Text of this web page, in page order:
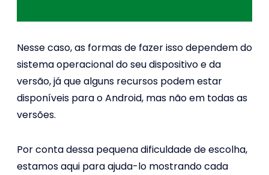
Nesse caso, as formas de fazer isso dependem do
sistema operacional do seu dispositivo e da
versão, já que alguns recursos podem estar
disponíveis para o Android, mas não em todas as
versões.
Por conta dessa pequena dificuldade de escolha,
estamos aqui para ajuda-lo mostrando cada